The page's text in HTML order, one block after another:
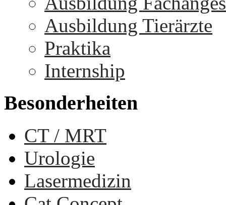
Ausbildung Tierärzte
Praktika
Internship
Besonderheiten
CT / MRT
Urologie
Lasermedizin